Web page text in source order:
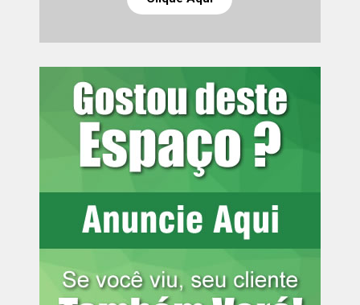
toda a população curitibana.
Leia mais: Idoso morre após ser
encontrado em calçada, em Curitiba
Na outra ponta, bairros como Riviera, Lamenha Pequena
e Cascatinha mal chegam a somar 10 mil moradores.
Boom de investimentos após a pandemia
Desde 2022, a CIC tem atraído grandes investimentos em
diferentes setores. Estima-se que cerca de R$ 2 bilhões
os próximos três anos